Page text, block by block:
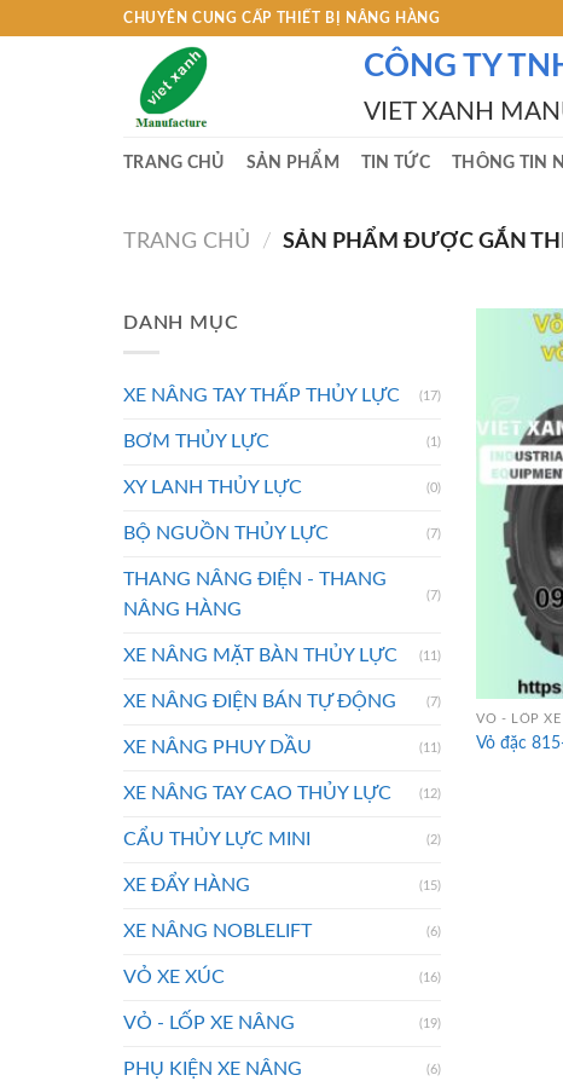
CHUYÊN CUNG CẤP THIẾT BỊ NÂNG HÀNG
CÔNG TY
VIET XANH
TRANG CHỦ SẢN PHẨM TIN TỨC THÔNG TIN
TRANG CHỦ / SẢN PHẨM ĐƯỢC GẮN
DANH MỤC
XE NÂNG TAY THẤP THỦY LỰC (17)
BƠM THỦY LỰC (1)
XY LANH THỦY LỰC (0)
BỘ NGUỒN THỦY LỰC (7)
THANG NÂNG ĐIỆN - THANG
NÂNG HÀNG
(7)
XE NÂNG MẶT BÀN THỦY LỰC (11)
XE NÂNG ĐIỆN BÁN TỰ ĐỘNG (7)
XE NÂNG PHUY DẦU (11)
XE NÂNG TAY CAO THỦY LỰC (12)
CẨU THỦY LỰC MINI (2)
XE ĐẨY HÀNG (15)
XE NÂNG NOBLELIFT (6)
VỎ XE XÚC (16)
VỎ - LỐP XE NÂNG (19)
PHỤ KIỆN XE NÂNG (6)
VỎ - LỐP XE
Vỏ đặc